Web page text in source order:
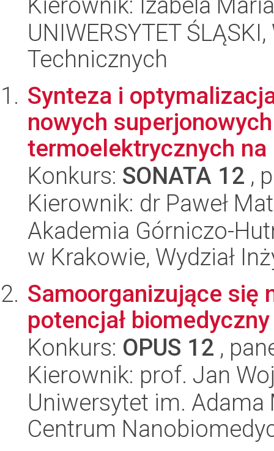
UNIWERSYTET
Technicznych
Synteza i
nowych
termoelektrycznych na
Konkurs: SONATA 12 ,
Kierownik: dr Paweł
Akademia Górniczo-
w Krakowie, Wydział
Samoorganizujące się
potencjał
Konkurs: OPUS 12 ,
Kierownik: prof. Jan
Uniwersytet im.
Centrum